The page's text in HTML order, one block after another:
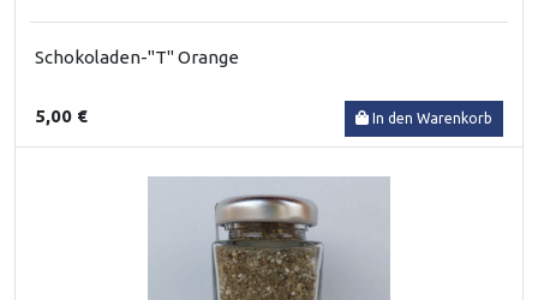
Schokoladen-"T" Orange
5,00 € In den Warenkorb